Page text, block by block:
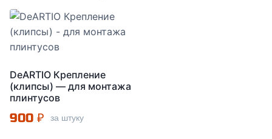
DeARTIO Крепление
(клипсы) — для монтажа
плинтусов
900 ₽ за штуку